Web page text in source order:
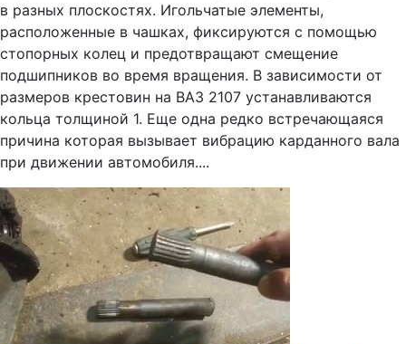
в разных плоскостях. Игольчатые элементы,
расположенные в чашках, фиксируются с помощью
стопорных колец и предотвращают смещение
подшипников во время вращения. В зависимости от
размеров крестовин на ВАЗ 2107 устанавливаются
кольца толщиной 1. Еще одна редко встречающаяся
причина которая вызывает вибрацию карданного вала
при движении автомобиля....